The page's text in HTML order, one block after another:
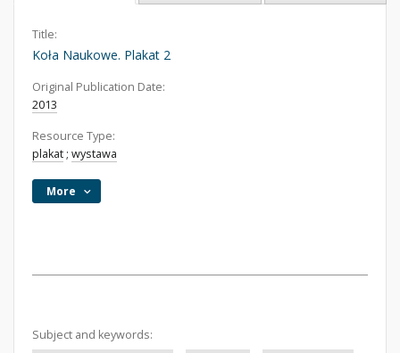
Title:
Koła Naukowe. Plakat 2
Original Publication Date:
2013
Resource Type:
plakat ; wystawa
More
Subject and keywords: